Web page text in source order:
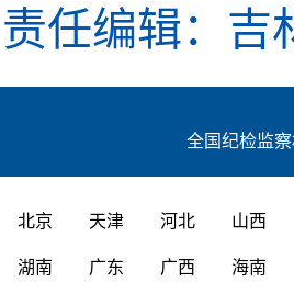
责任编辑：吉
全国纪检监
北京 天津 河北 山西
湖南 广东 广西 海南